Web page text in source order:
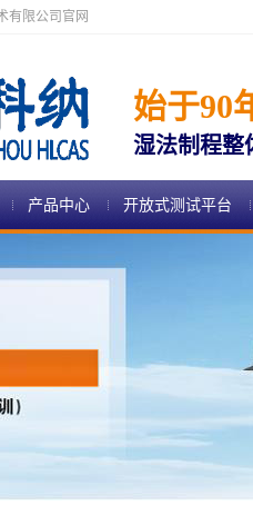
有限公司官网
始于90
湿法制程整
产品中心 开放式测试平台